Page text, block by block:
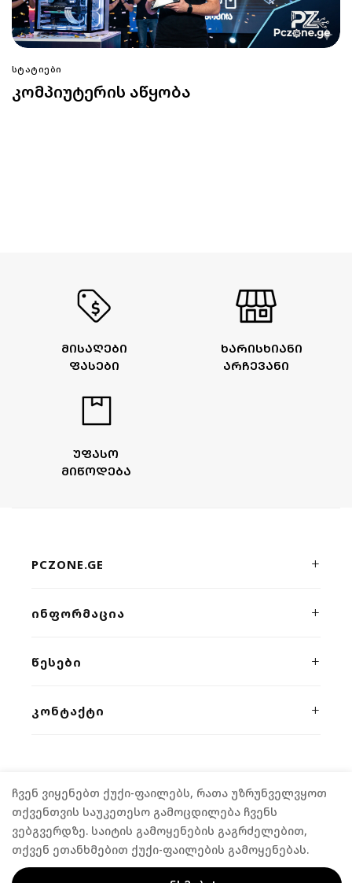
ᲡᲢᲐᲢᲘᲔᲑᲘ
კომპიუტერის აწყობა
ᲮᲐᲠᲘᲡᲮᲘᲐᲜᲘ
ᲐᲠᲩᲔᲕᲐᲜᲘ
ᲛᲘᲡᲐᲦᲔᲑᲘ
ᲤᲐᲡᲔᲑᲘ
ᲣᲤᲐᲡᲝ
ᲛᲘᲬᲝᲓᲔᲑᲐ
PCZONE.GE
მოწყობილობების ონლაინ მაღაზია. ხარისხი, სისწრაფე
ᲘᲜᲤᲝᲠᲛᲐᲪᲘᲐ
მიწოდება
ᲬᲔᲡᲔᲑᲘ
როგორ შევიძინოთ
ᲙᲝᲜᲢᲐᲥᲢᲘ
contact@pczone.ge
© 2026 PCZONE.GE. ALL RIGHTS RESERVED.
ჩვენ ვიყენებთ ქუქი-ფაილებს, რათა უზრუნველვყოთ
თქვენთვის საუკეთესო გამოცდილება ჩვენს
ვებგვერდზე. საიტის გამოყენების გაგრძელებით,
თქვენ ეთანხმებით ქუქი-ფაილების გამოყენებას.